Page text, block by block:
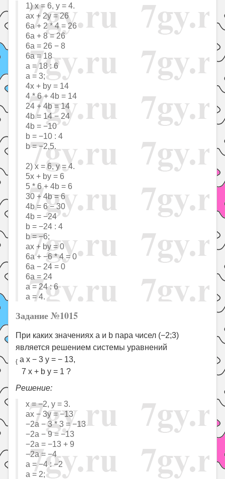
1) x = 6, y = 4.
ax + 2y = 26
6a + 2 * 4 = 26
6a + 8 = 26
6a = 26 − 8
6a = 18
a = 18 : 6
a = 3;
4x + by = 14
4 * 6 + 4b = 14
24 + 4b = 14
4b = 14 − 24
4b = −10
b = −10 : 4
b = −2,5.
2) x = 6, y = 4.
5x + by = 6
5 * 6 + 4b = 6
30 + 4b = 6
4b = 6 − 30
4b = −24
b = −24 : 4
b = −6;
ax + by = 0
6a + −6 * 4 = 0
6a − 24 = 0
6a = 24
a = 24 : 6
a = 4.
Задание №1015
При каких значениях a и b пара чисел (−2;3)
является решением системы уравнений
{ a x − 3 y = − 13,
7 x + b y = 1 ?
Решение:
x = −2, y = 3.
ax − 3y = −13
−2a − 3 * 3 = −13
−2a − 9 = −13
−2a = −13 + 9
−2a = −4
a = −4 : −2
a = 2;